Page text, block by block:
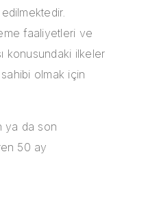
faaliyetleri ve
konusundaki ilkeler
olmak için
ya da son
50 ay